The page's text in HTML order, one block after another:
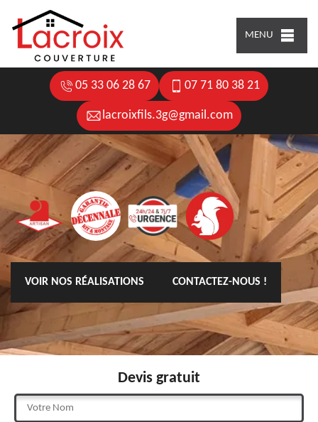
MENU
05 33 06 28 67 07 71 80 38 21
lacroixfils.3g@gmail.com
VOIR NOS RÉALISATIONS CONTACTEZ-NOUS !
Devis gratuit